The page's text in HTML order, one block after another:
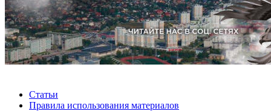
Статьи
Правила использования материалов